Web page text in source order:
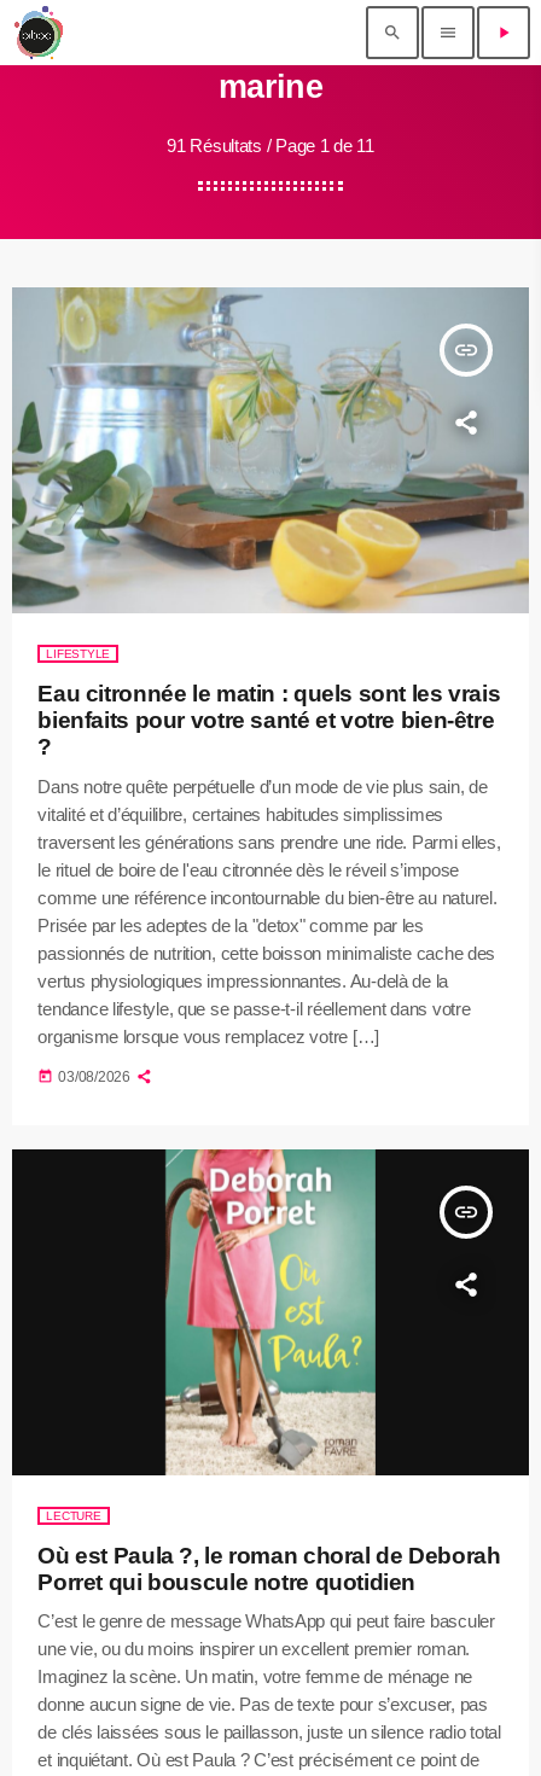
search menu play_arrow
marine
91 Résultats / Page 1 de 11
insert_link
LIFESTYLE
Eau citronnée le matin : quels sont les vrais
bienfaits pour votre santé et votre bien-être
?
Dans notre quête perpétuelle d’un mode de vie plus sain, de
vitalité et d’équilibre, certaines habitudes simplissimes
traversent les générations sans prendre une ride. Parmi elles,
le rituel de boire de l'eau citronnée dès le réveil s’impose
comme une référence incontournable du bien-être au naturel.
Prisée par les adeptes de la "detox" comme par les
passionnés de nutrition, cette boisson minimaliste cache des
vertus physiologiques impressionnantes. Au-delà de la
tendance lifestyle, que se passe-t-il réellement dans votre
organisme lorsque vous remplacez votre […]
today 03/08/2026
insert_link
LECTURE
Où est Paula ?, le roman choral de Deborah
Porret qui bouscule notre quotidien
C’est le genre de message WhatsApp qui peut faire basculer
une vie, ou du moins inspirer un excellent premier roman.
Imaginez la scène. Un matin, votre femme de ménage ne
donne aucun signe de vie. Pas de texte pour s’excuser, pas
de clés laissées sous le paillasson, juste un silence radio total
et inquiétant. Où est Paula ? C’est précisément ce point de